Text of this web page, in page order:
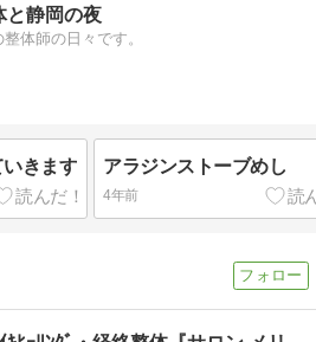
と静岡の夜
体師の日々です。
きます アラジンストーブめし
4年前